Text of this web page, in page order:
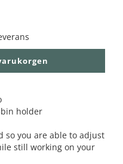
holder
so you are able to adjust
still working on your